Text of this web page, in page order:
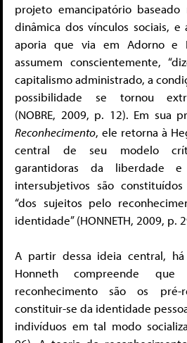
projeto emancipatório
dinâmica dos vínculos sociais, e
aporia que via em Adorno e
assumem conscientemente,
capitalismo administrado, a
possibilidade se tornou
(NOBRE, 2009, p. 12). Em sua
Reconhecimento, ele retorna à
central de seu modelo
garantidoras da liberdade
intersubjetivos são
“dos sujeitos pelo
identidade” (HONNETH, 2009, p.
A partir dessa ideia central,
Honneth compreende
reconhecimento são os pré-
constituir-se da identidade
indivíduos em tal modo